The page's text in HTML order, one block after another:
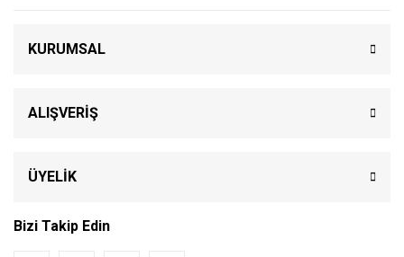
KURUMSAL
ALIŞVERİŞ
ÜYELİK
Bizi Takip Edin